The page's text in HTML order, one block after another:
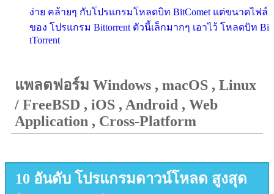
ง่าย คล้ายๆ กับโปรแกรมโหลดบิท BitComet แต่ขนาดไฟล์
ของ โปรแกรม Bittorrent ตัวนี้เล็กมากๆ เอาไว้ โหลดบิท Bi
tTorrent
แพลตฟอร์ม Windows , macOS , Linux
/ FreeBSD , iOS , Android , Web
Application , Cross-Platform
10 อันดับ โปรแกรมดาวน์โหลด สูงสุด